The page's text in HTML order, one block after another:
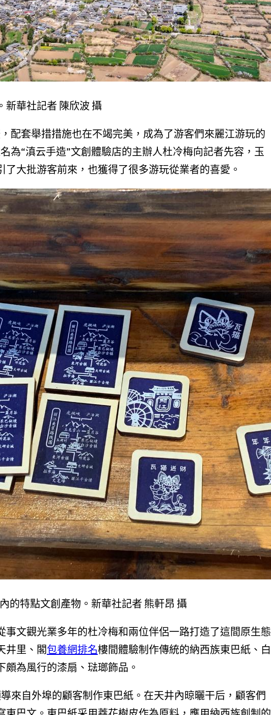
新華社記者 陳欣波 攝
配套舉措措施也在不竭完美，成為了游客們來麗江游玩的
為“滇云手造”文創體驗店的主辦人杜冷梅向記者先容，玉
大批游客前來，也獲得了很多游玩從業者的喜愛。
的特點文創產物。新華社記者 熊軒昂 攝
事文觀光業多年的杜冷梅和兩位伴侶一路打造了這間原生態
井里、閣包養網排名樓間體驗制作傳統的納西族東巴紙、白
為風行的漆扇、琺瑯飾品。
來自外埠的顧客制作東巴紙。在天井內晾曬干后，顧客們